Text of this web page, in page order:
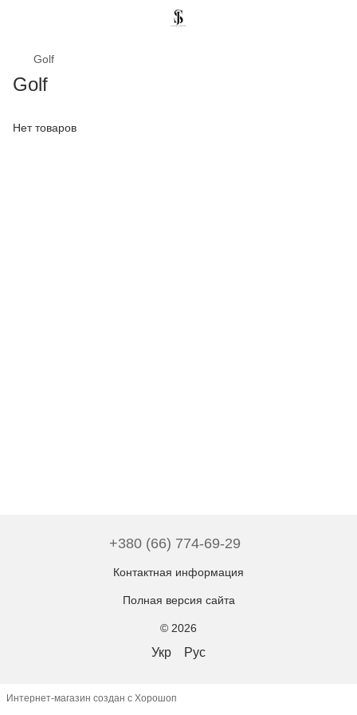
Golf
Golf
Нет товаров
+380 (66) 774-69-29
Контактная информация
Полная версия сайта
© 2026
Укр Рус
Интернет-магазин создан с Хорошоп